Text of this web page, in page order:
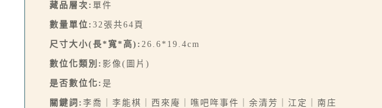
藏品層次: 單件
數量單位: 32張共64頁
尺寸大小(長*寬*高): 26.6*19.4cm
數位化類別: 影像(圖片)
是否數位化: 是
關鍵詞: 李喬｜李能棋｜西來庵｜噍吧哖事件｜余清芳｜江定｜南庄